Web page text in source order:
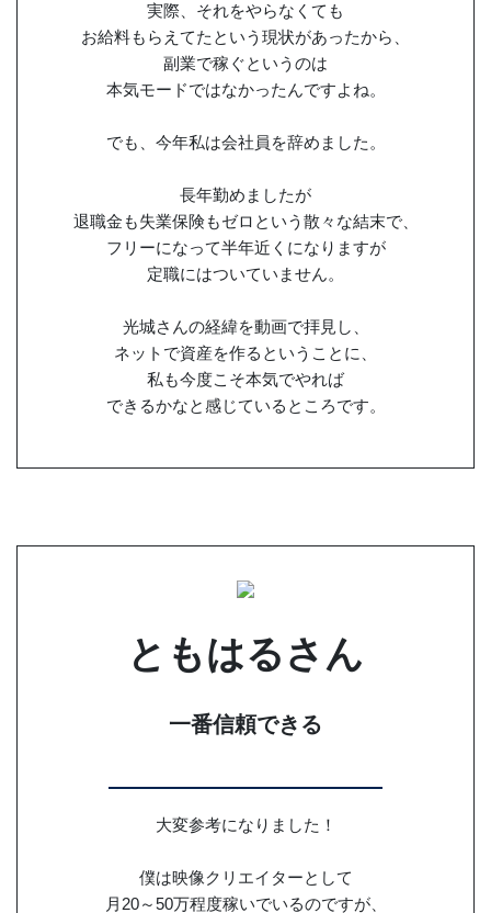
実際、それをやらなくても
お給料もらえてたという現状があったから、
副業で稼ぐというのは
本気モードではなかったんですよね。
でも、今年私は会社員を辞めました。
長年勤めましたが
退職金も失業保険もゼロという散々な結末で、
フリーになって半年近くになりますが
定職にはついていません。
光城さんの経緯を動画で拝見し、
ネットで資産を作るということに、
私も今度こそ本気でやれば
できるかなと感じているところです。
ともはるさん
一番信頼できる
大変参考になりました！
僕は映像クリエイターとして
月20～50万程度稼いでいるのですが、